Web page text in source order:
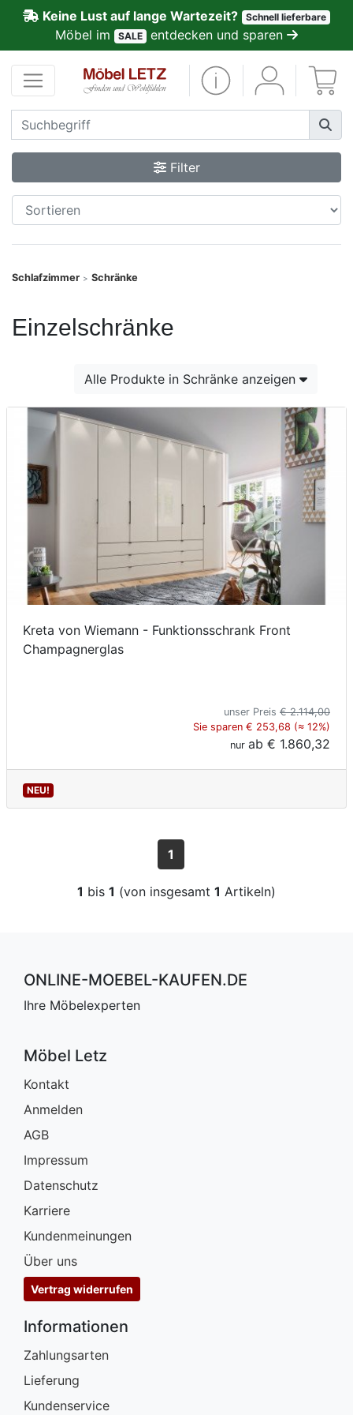
Keine Lust auf lange Wartezeit? Schnell lieferbare
Möbel im SALE entdecken und sparen
Filter
Schlafzimmer > Schränke
Einzelschränke
Alle Produkte in Schränke anzeigen
Kreta von Wiemann - Funktionsschrank Front
Champagnerglas
unser Preis € 2.114,00
Sie sparen € 253,68 (≈ 12%)
nur ab € 1.860,32
NEU!
1
1 bis 1 (von insgesamt 1 Artikeln)
ONLINE-MOEBEL-KAUFEN.DE
Ihre Möbelexperten
Möbel Letz
Kontakt
Anmelden
AGB
Impressum
Datenschutz
Karriere
Kundenmeinungen
Über uns
Vertrag widerrufen
Informationen
Zahlungsarten
Lieferung
Kundenservice
Kundenmeinungen
Anmelden
PREMIUM
Schnell
lieferbar
SALE
Möbel-
Finanzierung
Markenwelt
Letz-